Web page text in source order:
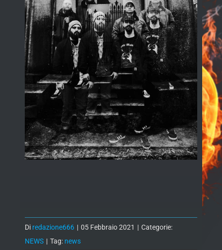
Di redazione666 | 05 Febbraio 2021 | Categorie:
NEWS | Tag: news